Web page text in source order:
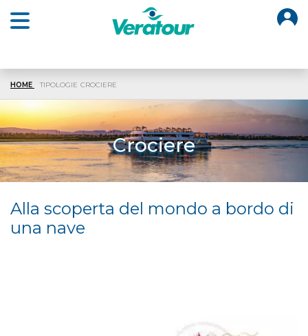
HOME TIPOLOGIE CROCIERE
Crociere
Alla scoperta del mondo a bordo di
una nave